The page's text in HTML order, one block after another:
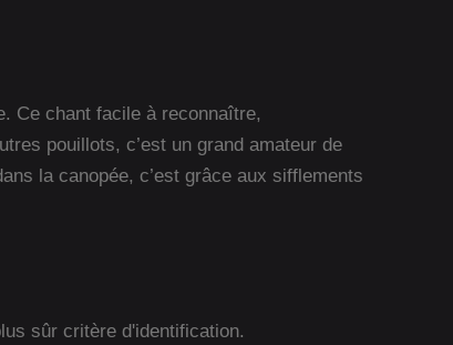
Ce chant facile à reconnaître,
pouillots, c’est un grand amateur de
la canopée, c’est grâce aux sifflements
sûr critère d'identification.